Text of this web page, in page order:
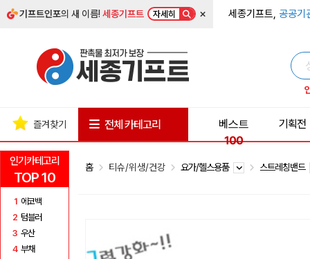
기프트인포의 새 이름!세종기프트 자세히 × 세종기프트, 공공기
인기카테고리
TOP 10
1 에코백
2 텀블러
3 우산
4 부채
즐겨찾기 전체 카테고리
베스트
100
기획전
홈 티슈/위생/건강 요가/헬스용품 스트레칭밴드